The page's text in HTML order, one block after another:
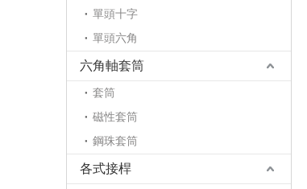
單頭十字
單頭六角
六角軸套筒
套筒
磁性套筒
鋼珠套筒
各式接桿